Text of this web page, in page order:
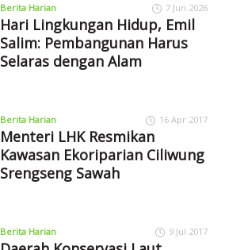
Berita Harian 7 Jun 2026
Hari Lingkungan Hidup, Emil
Salim: Pembangunan Harus
Selaras dengan Alam
Berita Harian 16 Apr 2017
Menteri LHK Resmikan
Kawasan Ekoriparian Ciliwung
Srengseng Sawah
Berita Harian 9 Jul 2017